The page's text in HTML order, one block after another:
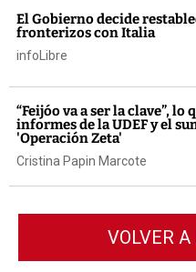
El Gobierno decide
fronterizos con Italia
infoLibre
“Feijóo va a ser la clave”, lo
informes de la UDEF y el
'Operación Zeta'
Cristina Papin Marcote
VOLVER